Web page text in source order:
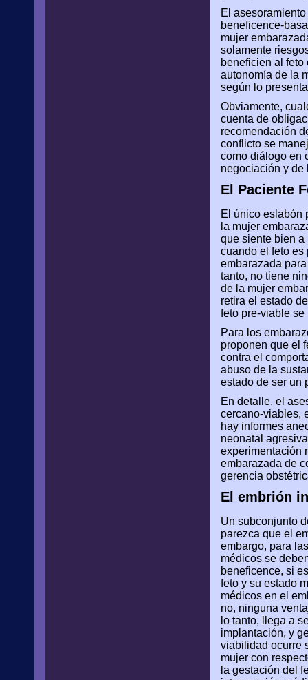
El
beneficence-
mujer
solamente
beneficien al
autonomía de la
según lo
Obviamente,
cuenta de
recomendación
conflicto se
como diálogo en
negociación y de
El Paciente
El único eslabón
la mujer
que siente bien a
cuando el feto
embarazada
tanto, no tiene
de la mujer
retira el estado
feto pre-viable
Para los
proponen que el
contra el
abuso de la
estado de ser un
En detalle, el
cercano-viables,
hay informes
neonatal
experimentación
embarazada de
gerencia
El embrión
Un subconjunto
parezca que el
embargo, para
médicos se
beneficence, si
feto y su estado
médicos en el
no, ninguna
lo tanto, llega a
implantación, y
viabilidad ocurre
mujer con
la gestación del